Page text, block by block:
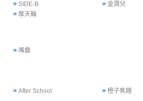
SIDE-B
金潤兒
摩天輪
嘴霸
After School 橙子焦糖